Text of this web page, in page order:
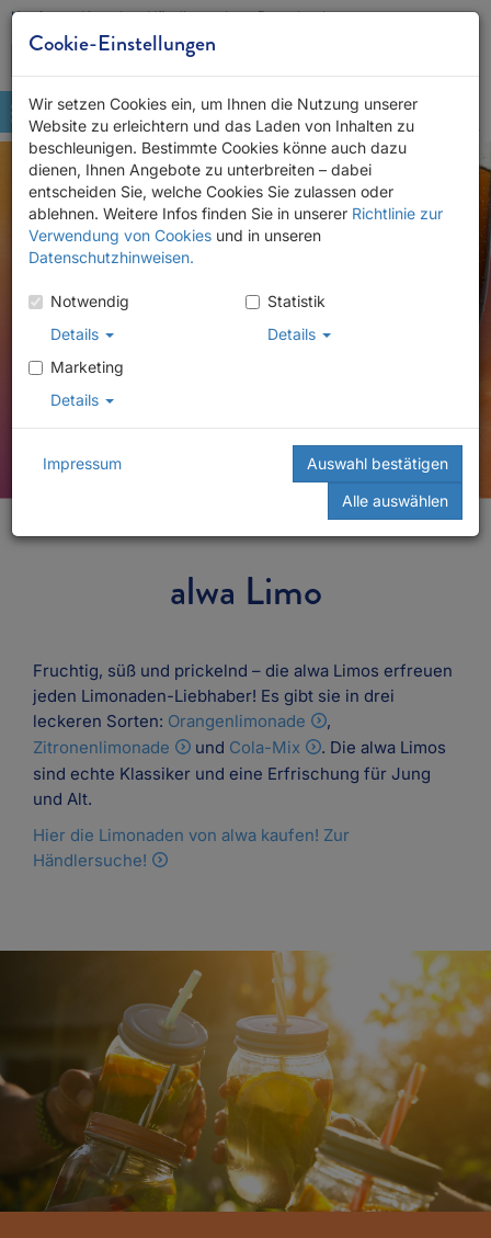
Karriere Kontakt Händlersuche Downloads
alwa Limo
Fruchtig, süß und prickelnd – die alwa Limos erfreuen
jeden Limonaden-Liebhaber! Es gibt sie in drei
leckeren Sorten: Orangenlimonade
,
Zitronenlimonade
und Cola-Mix
. Die alwa Limos
sind echte Klassiker und eine Erfrischung für Jung
und Alt.
Hier die Limonaden von alwa kaufen! Zur
Händlersuche!
Cookie-Einstellungen
Wir setzen Cookies ein, um Ihnen die Nutzung unserer
Website zu erleichtern und das Laden von Inhalten zu
beschleunigen. Bestimmte Cookies könne auch dazu
dienen, Ihnen Angebote zu unterbreiten – dabei
entscheiden Sie, welche Cookies Sie zulassen oder
ablehnen. Weitere Infos finden Sie in unserer Richtlinie zur
Verwendung von Cookies und in unseren
Datenschutzhinweisen.
Notwendig
Details
Statistik
Details
Marketing
Details
Impressum
Auswahl bestätigen
Alle auswählen